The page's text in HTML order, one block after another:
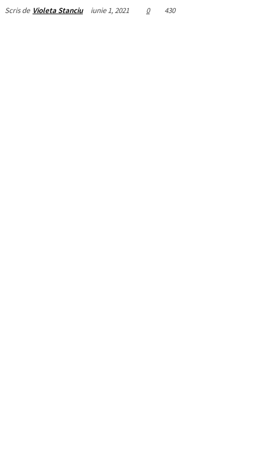
Scris de Violeta Stanciu iunie 1, 2021 0 430